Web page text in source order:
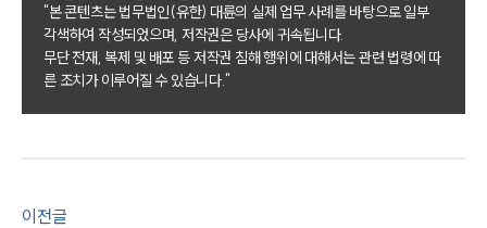
부소개
부소개
오시는 길
"본 콘텐츠는 법무법인(유한) 대륜의 실제 업무 사례를 바탕으로 일부
각색하여 작성되었으며, 저작권은 당사에 귀속됩니다.
무단 전재, 복제 및 배포 등 저작권 침해 행위에 대해서는 관련 법령에 따
른 조치가 이루어질 수 있습니다."
이전글